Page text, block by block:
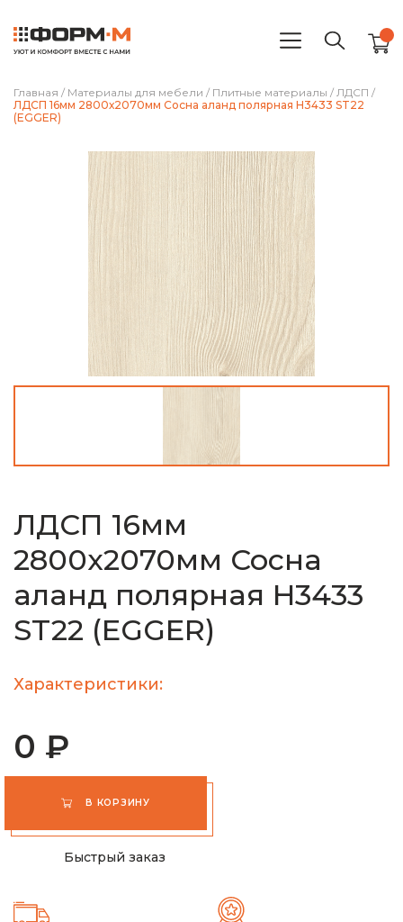
Главная / Материалы для мебели / Плитные материалы / ЛДСП /
ЛДСП 16мм 2800х2070мм Сосна аланд полярная H3433 ST22
(EGGER)
ЛДСП 16мм
2800х2070мм Сосна
аланд полярная H3433
ST22 (EGGER)
Характеристики:
0 ₽
В КОРЗИНУ
Быстрый заказ